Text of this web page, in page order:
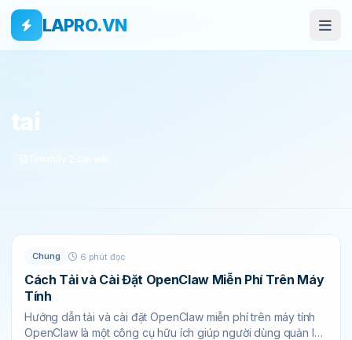
Skip to main content
Bỏ qua tới nội dung
LAPRO.VN
tai
Chung 6 phút đọc
Cách Tải và Cài Đặt OpenClaw Miễn Phí Trên Máy
Tính
Hướng dẫn tải và cài đặt OpenClaw miễn phí trên máy tính
OpenClaw là một công cụ hữu ích giúp người dùng quản lý